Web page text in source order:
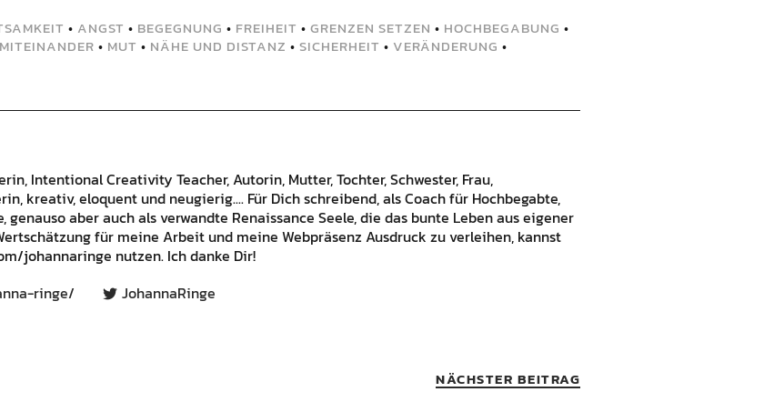
• ANGST • BEGEGNUNG • FREIHEIT • GRENZEN SETZEN • HOCHBEGABUNG •
MITEINANDER • MUT • NÄHE UND DISTANZ • SICHERHEIT • VERÄNDERUNG •
Intentional Creativity Teacher, Autorin, Mutter, Tochter, Schwester, Frau,
kreativ, eloquent und neugierig.... Für Dich schreibend, als Coach für Hochbegabte,
genauso aber auch als verwandte Renaissance Seele, die das bunte Leben aus eigener
für meine Arbeit und meine Webpräsenz Ausdruck zu verleihen, kannst
johannaringe nutzen. Ich danke Dir!
ringe/
JohannaRinge
NÄCHSTER BEITRAG